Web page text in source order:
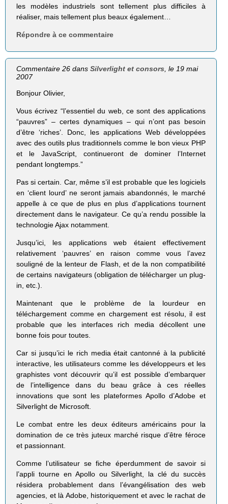
les modèles industriels sont tellement plus difficiles à
réaliser, mais tellement plus beaux également…
Répondre à ce commentaire
Commentaire 26 dansSilverlight et consors , le 19 mai
2007
Bonjour Olivier,
Vous écrivez “l’essentiel du web, ce sont des applications
“pauvres” – certes dynamiques – qui n’ont pas besoin
d’être ‘riches’. Donc, les applications Web développées
avec des outils plus traditionnels comme le bon vieux PHP
et le JavaScript, continueront de dominer l’Internet
pendant longtemps.”
Pas si certain. Car, même s’il est probable que les logiciels
en ‘client lourd’ ne seront jamais abandonnés, le marché
appelle à ce que de plus en plus d’applications tournent
directement dans le navigateur. Ce qu’a rendu possible la
technologie Ajax notamment.
Jusqu’ici, les applications web étaient effectivement
relativement ‘pauvres’ en raison comme vous l’avez
souligné de la lenteur de Flash, et de la non compatibilité
de certains navigateurs (obligation de télécharger un plug-
in, etc.).
Maintenant que le problème de la lourdeur en
téléchargement comme en chargement est résolu, il est
probable que les interfaces rich media décollent une
bonne fois pour toutes.
Car si jusqu’ici le rich media était cantonné à la publicité
interactive, les utilisateurs comme les développeurs et les
graphistes vont découvrir qu’il est possible d’embarquer
de l’intelligence dans du beau grâce à ces réelles
innovations que sont les plateformes Apollo d’Adobe et
Silverlight de Microsoft.
Le combat entre les deux éditeurs américains pour la
domination de ce très juteux marché risque d’être féroce
et passionnant.
Comme l’utilisateur se fiche éperdumment de savoir si
l’appli tourne en Apollo ou Silverlight, la clé du succès
résidera probablement dans l’évangélisation des web
agencies, et là Adobe, historiquement et avec le rachat de